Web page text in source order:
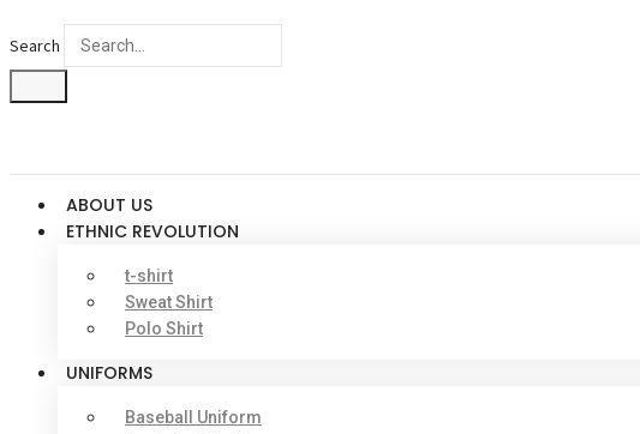
Search
ABOUT US
ETHNIC REVOLUTION
t-shirt
Sweat Shirt
Polo Shirt
UNIFORMS
Baseball Uniform